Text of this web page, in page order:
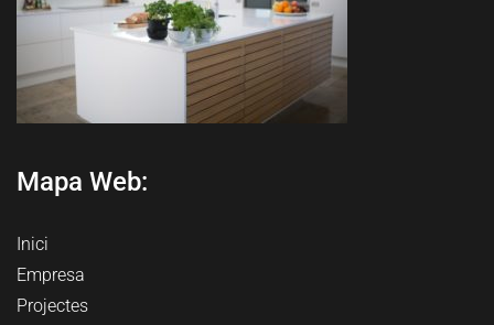
Mapa Web:
Inici
Empresa
Projectes